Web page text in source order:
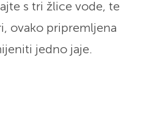
s tri žlice vode, te
ovako pripremljena
jedno jaje.